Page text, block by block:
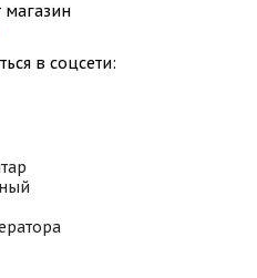
магазин
в соцсети: